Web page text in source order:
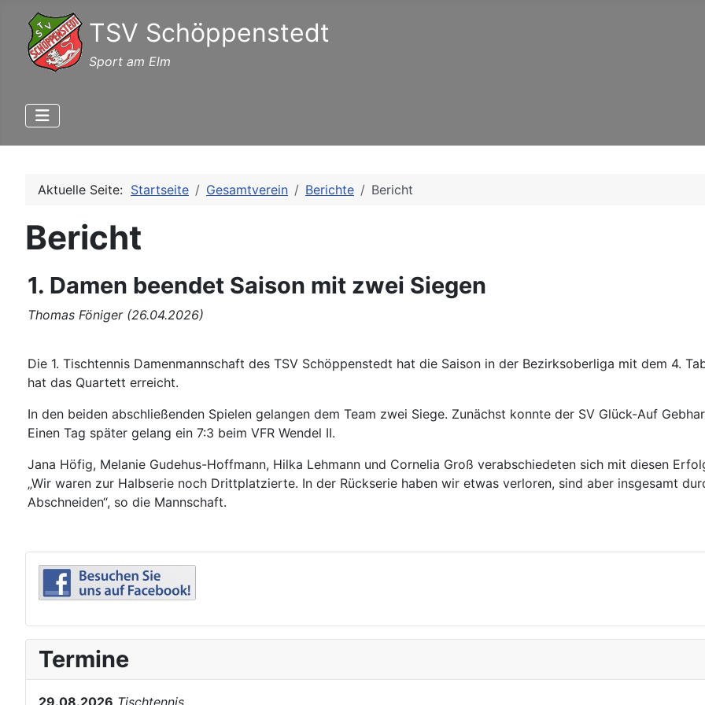
TSV Schöppenstedt
Sport am Elm
Aktuelle Seite: Startseite Gesamtverein Berichte Bericht
Bericht
1. Damen beendet Saison mit zwei Siegen
Thomas Föniger (26.04.2026)
Die 1. Tischtennis Damenmannschaft des TSV Schöppenstedt hat die Saison in der Bezirksoberliga mit dem 4.
hat das Quartett erreicht.
In den beiden abschließenden Spielen gelangen dem Team zwei Siege. Zunächst konnte der SV Glück-Auf
Einen Tag später gelang ein 7:3 beim VFR Wendel II.
Jana Höfig, Melanie Gudehus-Hoffmann, Hilka Lehmann und Cornelia Groß verabschiedeten sich mit diesen
„Wir waren zur Halbserie noch Drittplatzierte. In der Rückserie haben wir etwas verloren, sind aber insgesamt
Abschneiden“, so die Mannschaft.
Termine